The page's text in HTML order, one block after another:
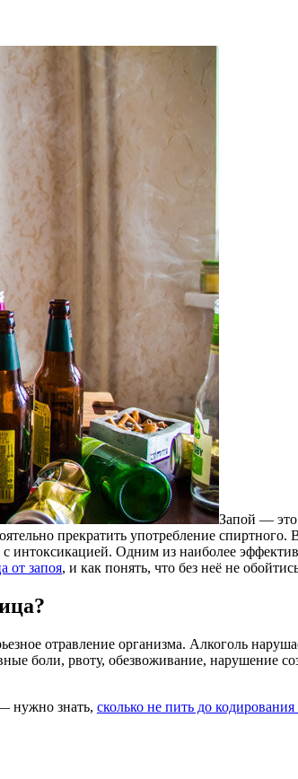
Запой — это
прекратить употребление
Одним из наиболее
от запоя, и как понять, что без неё не
отравление организма. Алкоголь
боли, рвоту, обезвоживание, нарушение
нужно знать, сколько не пить до кодирования